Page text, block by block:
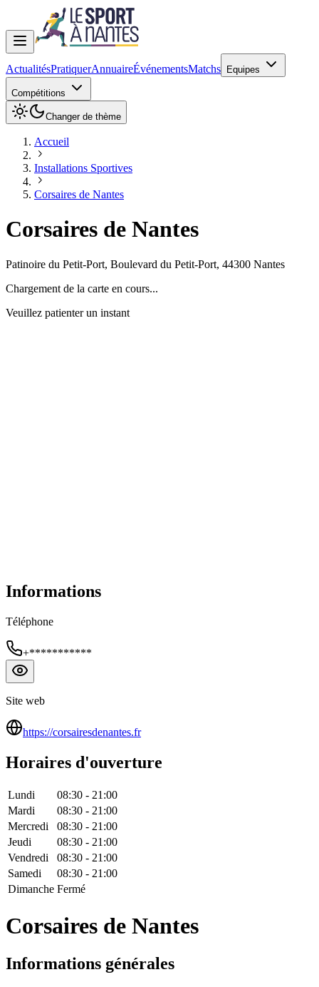
ActualitésPratiquerAnnuaireÉvénementsMatchs Equipes
Compétitions
Changer de thème
Accueil
Installations Sportives
Corsaires de Nantes
Corsaires de Nantes
Patinoire du Petit-Port, Boulevard du Petit-Port, 44300 Nantes
Chargement de la carte en cours...
Veuillez patienter un instant
Informations
Téléphone
+***********
Site web
https://corsairesdenantes.fr
Horaires d'ouverture
Lundi 08:30 - 21:00
Mardi
08:30 - 21:00
Mercredi
08:30 - 21:00
Jeudi
08:30 - 21:00
Vendredi
08:30 - 21:00
Samedi
08:30 - 21:00
Dimanche Fermé
Corsaires de Nantes
Informations générales